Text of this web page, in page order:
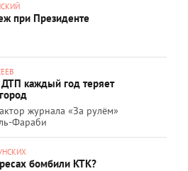
при Президенте
ДТП каждый год теряет
журнала «За рулём»
Фараби
бомбили КТК?